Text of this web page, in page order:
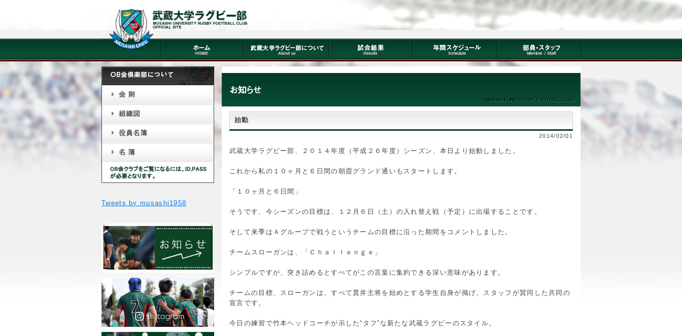
始動
2014/02/01
武蔵大学ラグビー部、２０１４年度（平成２６年度）シーズン、本日より始動しました。
これから私の１０ヶ月と６日間の朝霞グランド通いもスタートします。
「１０ヶ月と６日間」
そうです、今シーズンの目標は、１２月６日（土）の入れ替え戦（予定）に出場することです。
そして来季はＡグループで戦うというチームの目標に沿った期間をコメントしました。
チームスローガンは、「Ｃｈａｌｌｅｎｇｅ」
シンプルですが、突き詰めるとすべてがこの言葉に集約できる深い意味があります。
チームの目標、スローガンは、すべて貫井主将を始めとする学生自身が掲げ、スタッフが賛同した共同の
宣言です。
今日の練習で竹本ヘッドコーチが示した“タフ”な新たな武蔵ラグビーのスタイル。
Tweets by musashi1958